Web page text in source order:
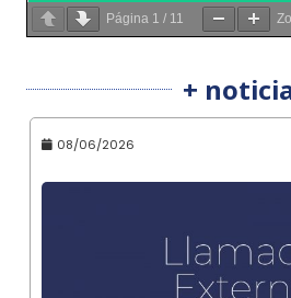
Página 1 / 11
+
08/06/2026